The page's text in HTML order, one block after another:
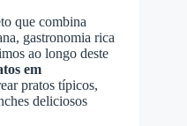
que combina
gastronomia rica
ao longo deste
em
pratos típicos,
deliciosos